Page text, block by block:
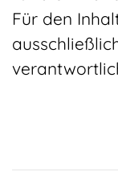
Für den